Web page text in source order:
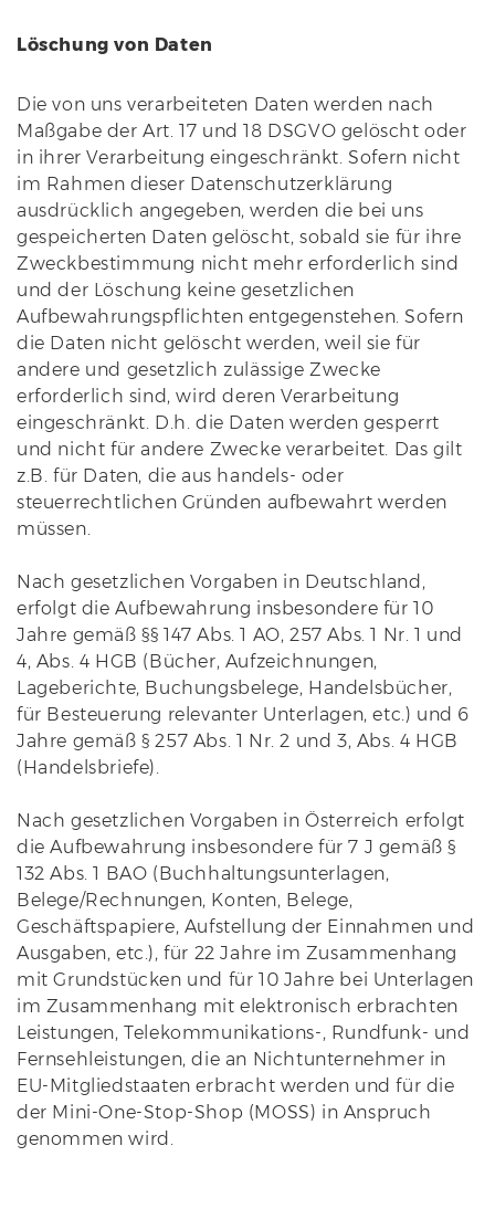
Löschung von Daten
Die von uns verarbeiteten Daten werden nach
Maßgabe der Art. 17 und 18 DSGVO gelöscht oder
in ihrer Verarbeitung eingeschränkt. Sofern nicht
im Rahmen dieser Datenschutzerklärung
ausdrücklich angegeben, werden die bei uns
gespeicherten Daten gelöscht, sobald sie für ihre
Zweckbestimmung nicht mehr erforderlich sind
und der Löschung keine gesetzlichen
Aufbewahrungspflichten entgegenstehen. Sofern
die Daten nicht gelöscht werden, weil sie für
andere und gesetzlich zulässige Zwecke
erforderlich sind, wird deren Verarbeitung
eingeschränkt. D.h. die Daten werden gesperrt
und nicht für andere Zwecke verarbeitet. Das gilt
z.B. für Daten, die aus handels- oder
steuerrechtlichen Gründen aufbewahrt werden
müssen.
Nach gesetzlichen Vorgaben in Deutschland,
erfolgt die Aufbewahrung insbesondere für 10
Jahre gemäß §§ 147 Abs. 1 AO, 257 Abs. 1 Nr. 1 und
4, Abs. 4 HGB (Bücher, Aufzeichnungen,
Lageberichte, Buchungsbelege, Handelsbücher,
für Besteuerung relevanter Unterlagen, etc.) und 6
Jahre gemäß § 257 Abs. 1 Nr. 2 und 3, Abs. 4 HGB
(Handelsbriefe).
Nach gesetzlichen Vorgaben in Österreich erfolgt
die Aufbewahrung insbesondere für 7 J gemäß §
132 Abs. 1 BAO (Buchhaltungsunterlagen,
Belege/Rechnungen, Konten, Belege,
Geschäftspapiere, Aufstellung der Einnahmen und
Ausgaben, etc.), für 22 Jahre im Zusammenhang
mit Grundstücken und für 10 Jahre bei Unterlagen
im Zusammenhang mit elektronisch erbrachten
Leistungen, Telekommunikations-, Rundfunk- und
Fernsehleistungen, die an Nichtunternehmer in
EU-Mitgliedstaaten erbracht werden und für die
der Mini-One-Stop-Shop (MOSS) in Anspruch
genommen wird.